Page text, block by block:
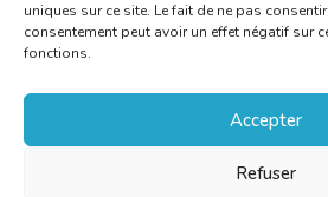
uniques sur ce site. Le fait de ne pas
consentement peut avoir un effet négatif sur
fonctions.
Accepter
Refuser